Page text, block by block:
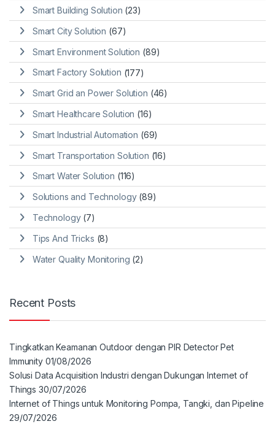
Smart Building Solution (23)
Smart City Solution (67)
Smart Environment Solution (89)
Smart Factory Solution (177)
Smart Grid an Power Solution (46)
Smart Healthcare Solution (16)
Smart Industrial Automation (69)
Smart Transportation Solution (16)
Smart Water Solution (116)
Solutions and Technology(89)
Technology(7)
Tips And Tricks (8)
Water Quality Monitoring (2)
Recent Posts
Tingkatkan Keamanan Outdoor dengan PIR Detector Pet
Immunity 01/08/2026
Solusi Data Acquisition Industri dengan Dukungan Internet of
Things 30/07/2026
Internet of Things untuk Monitoring Pompa, Tangki, dan Pipeline
29/07/2026